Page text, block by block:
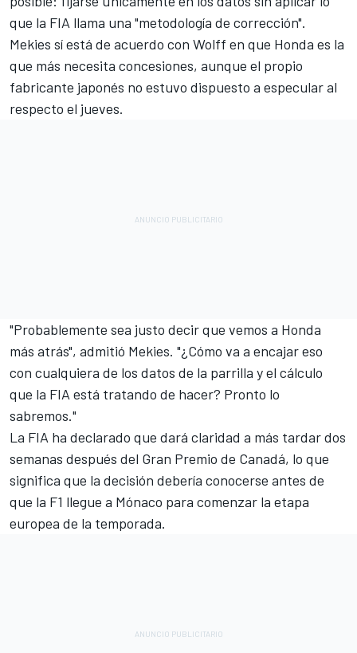
que la FIA llama una "metodología de corrección".
Mekies sí está de acuerdo con Wolff en que Honda es la
que más necesita concesiones, aunque el propio
fabricante japonés no estuvo dispuesto a especular al
respecto el jueves.
"Probablemente sea justo decir que vemos a Honda
más atrás", admitió Mekies. "¿Cómo va a encajar eso
con cualquiera de los datos de la parrilla y el cálculo
que la FIA está tratando de hacer? Pronto lo
sabremos."
La FIA ha declarado que dará claridad a más tardar dos
semanas después del Gran Premio de Canadá, lo que
significa que la decisión debería conocerse antes de
que la F1 llegue a Mónaco para comenzar la etapa
europea de la temporada.